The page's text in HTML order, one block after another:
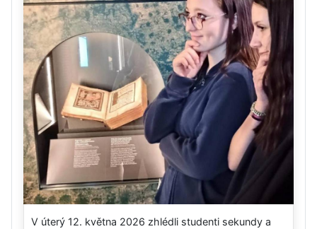
V úterý 12. května 2026 zhlédli studenti sekundy a